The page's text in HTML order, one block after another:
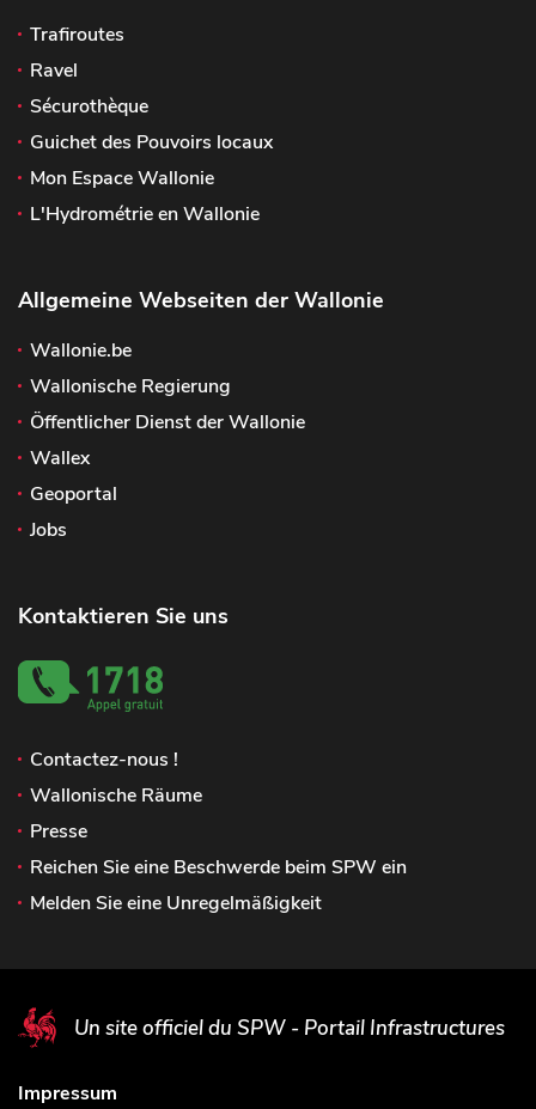
Trafiroutes
Ravel
Sécurothèque
Guichet des Pouvoirs locaux
Mon Espace Wallonie
L'Hydrométrie en Wallonie
Allgemeine Webseiten der Wallonie
Wallonie.be
Wallonische Regierung
Öffentlicher Dienst der Wallonie
Wallex
Geoportal
Jobs
Kontaktieren Sie uns
Contactez-nous !
Wallonische Räume
Presse
Reichen Sie eine Beschwerde beim SPW ein
Melden Sie eine Unregelmäßigkeit
Un site officiel du SPW - Portail Infrastructures
Impressum